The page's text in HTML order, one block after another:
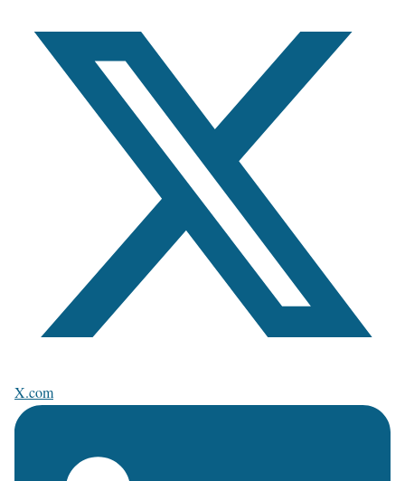
X.com